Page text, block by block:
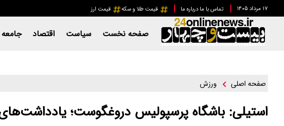
۱۷ مرداد ۱۴۰۵ تماس با ما درباره ما قیمت طلا و سکه قیمت ارز
صفحه نخست سیاست اقتصاد جامعه
صفحه اصلی ورزش
استیلی: باشگاه پرسپولیس دروغگوست؛